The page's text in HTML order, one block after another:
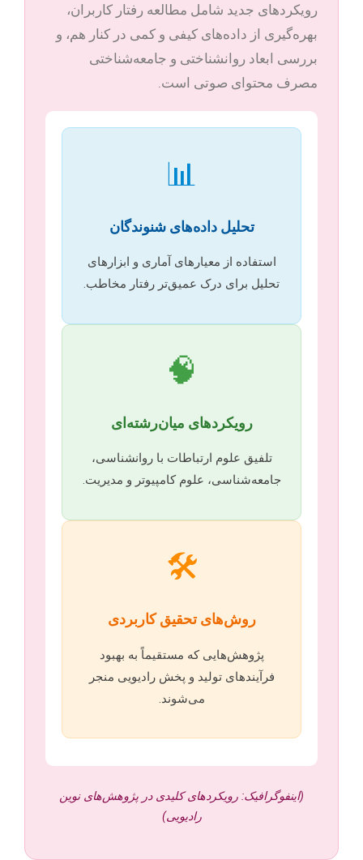
رویکردهای جدید شامل مطالعه رفتار کاربران،
بهره‌گیری از داده‌های کیفی و کمی در کنار هم، و
بررسی ابعاد روانشناختی و جامعه‌شناختی
مصرف محتوای صوتی است.
📊
تحلیل داده‌های شنوندگان
استفاده از معیارهای آماری و ابزارهای
تحلیل برای درک عمیق‌تر رفتار مخاطب.
🧠
رویکردهای میان‌رشته‌ای
تلفیق علوم ارتباطات با روانشناسی،
جامعه‌شناسی، علوم کامپیوتر و مدیریت.
🛠️
روش‌های تحقیق کاربردی
پژوهش‌هایی که مستقیماً به بهبود
فرآیندهای تولید و پخش رادیویی منجر
می‌شوند.
(اینفوگرافیک: رویکردهای کلیدی در پژوهش‌های نوین
رادیویی)